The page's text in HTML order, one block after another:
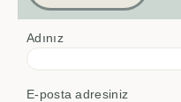
Adınız
E-posta adresiniz